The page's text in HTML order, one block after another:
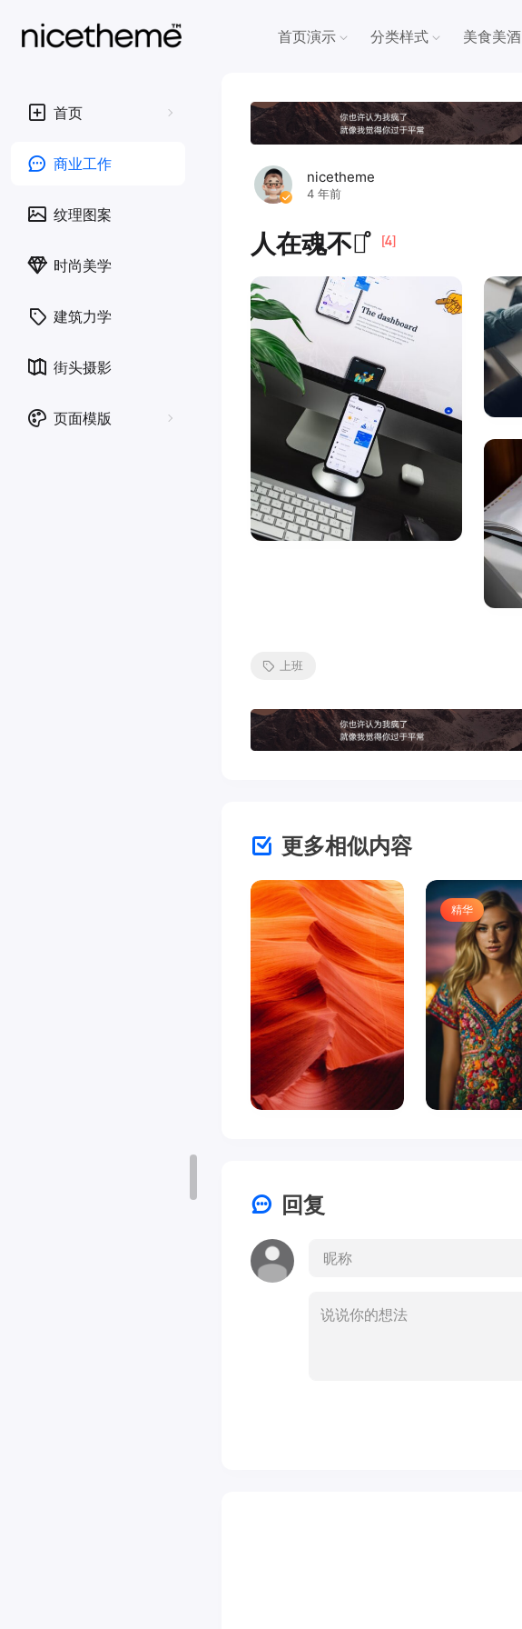
首页
商业工作
纹理图案
时尚美学
建筑力学
街头摄影
页面模版
首页演示 分类样式 美食美酒
nicetheme
4 年前
人在魂不在̊ [4]
上班
更多相似内容
精华
回复